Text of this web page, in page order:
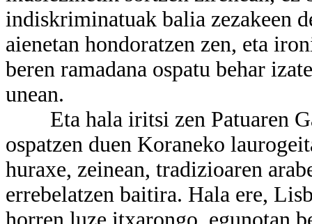
indiskriminatuak balia zezakeen
aienetan hondoratzen zen, eta
beren ramadana ospatu behar
unean.
Eta hala iritsi zen Patuaren
ospatzen duen Koraneko
huraxe, zeinean, tradizioaren
errebelatzen baitira. Hala ere,